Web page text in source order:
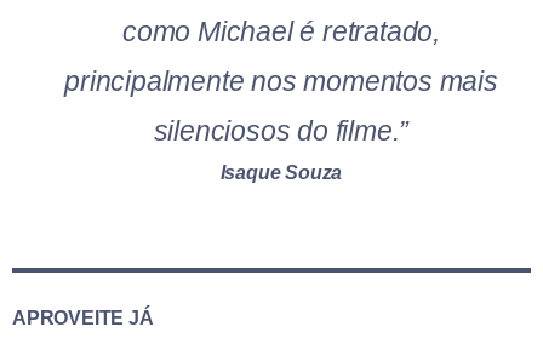
como Michael é retratado,
principalmente nos momentos mais
silenciosos do filme.”
Isaque Souza
APROVEITE JÁ